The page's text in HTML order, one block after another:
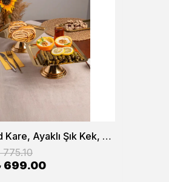
2'li Gold Kare, Ayaklı Şık Kek, Pasta, Kurabiye ve Tatlı Servis Sunum Standı
775.10
699.00